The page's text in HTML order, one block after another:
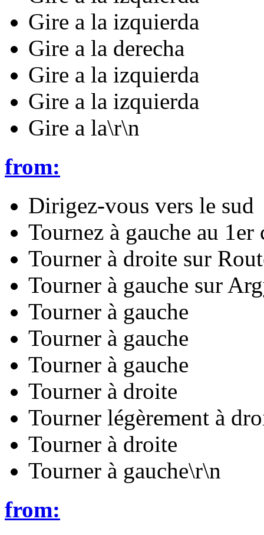
Gire a la izquierda
Gire a la derecha
Gire a la izquierda
Gire a la izquierda
Gire a la\r\n
from:
Dirigez-vous vers le sud
Tournez à gauche au 1er
Tourner à droite sur
Tourner à gauche sur
Tourner à gauche
Tourner à gauche
Tourner à gauche
Tourner à droite
Tourner légèrement à
Tourner à droite
Tourner à gauche\r\n
from: